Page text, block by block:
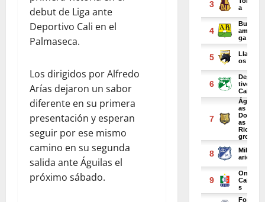
debut de Liga ante
Deportivo Cali en el
Palmaseca.
Los dirigidos por Alfredo
Arías dejaron un sabor
diferente en su primera
presentación y esperan
seguir por ese mismo
camino en su segunda
salida ante Águilas el
próximo sábado.